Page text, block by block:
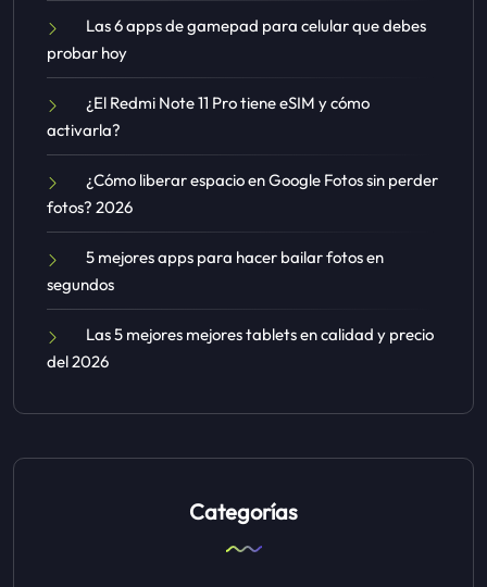
Las 6 apps de gamepad para celular que debes
probar hoy
¿El Redmi Note 11 Pro tiene eSIM y cómo
activarla?
¿Cómo liberar espacio en Google Fotos sin perder
fotos? 2026
5 mejores apps para hacer bailar fotos en
segundos
Las 5 mejores mejores tablets en calidad y precio
del 2026
Categorías